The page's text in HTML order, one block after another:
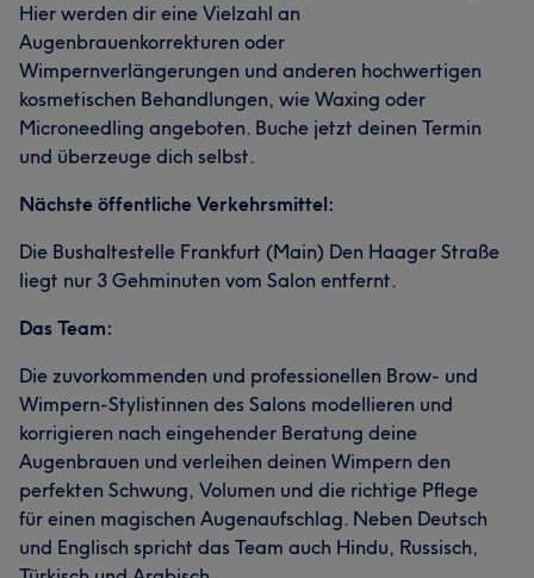
Hier werden dir eine Vielzahl an
Augenbrauenkorrekturen oder
Wimpernverlängerungen und anderen hochwertigen
kosmetischen Behandlungen, wie Waxing oder
Microneedling angeboten. Buche jetzt deinen Termin
und überzeuge dich selbst.
Nächste öffentliche Verkehrsmittel:
Die Bushaltestelle Frankfurt (Main) Den Haager Straße
liegt nur 3 Gehminuten vom Salon entfernt.
Das Team:
Die zuvorkommenden und professionellen Brow- und
Wimpern-Stylistinnen des Salons modellieren und
korrigieren nach eingehender Beratung deine
Augenbrauen und verleihen deinen Wimpern den
perfekten Schwung, Volumen und die richtige Pflege
für einen magischen Augenaufschlag. Neben Deutsch
und Englisch spricht das Team auch Hindu, Russisch,